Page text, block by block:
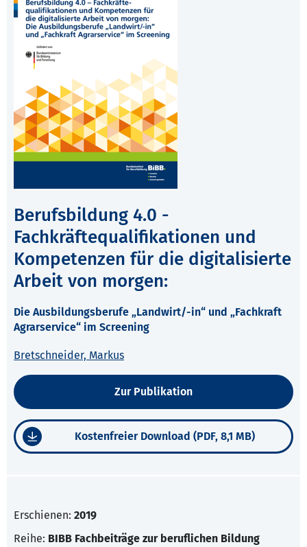
Berufsbildung 4.0 -
Fachkräftequalifikationen und
Kompetenzen für die digitalisierte
Arbeit von morgen:
Die Ausbildungsberufe „Landwirt/-in“ und „Fachkraft
Agrarservice“ im Screening
Bretschneider, Markus
Zur Publikation
Kostenfreier Download (PDF, 8,1 MB)
Erschienen: 2019
Reihe: BIBB Fachbeiträge zur beruflichen Bildung